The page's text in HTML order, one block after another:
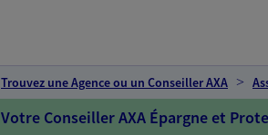
Trouvez une Agence ou un Conseiller AXA
Votre Conseiller AXA Épargne et